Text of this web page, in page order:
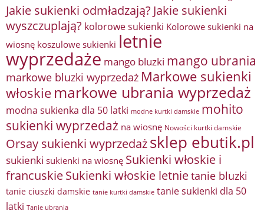
Jakie sukienki odmładzają? Jakie sukienki
wyszczuplają? kolorowe sukienki Kolorowe sukienki na
wiosnę koszulowe sukienki letnie
wyprzedaże mango bluzki mango ubrania
markowe bluzki wyprzedaż Markowe sukienki
włoskie markowe ubrania wyprzedaż
modna sukienka dla 50 latki modne kurtki damskie mohito
sukienki wyprzedaż na wiosnę Nowości kurtki damskie
Orsay sukienki wyprzedażsklep ebutik.pl
sukienki sukienki na wiosnę Sukienki włoskie i
francuskieSukienki włoskie letnietanie bluzki
tanie ciuszki damskie tanie kurtki damskie tanie sukienki dla 50
latki Tanie ubrania